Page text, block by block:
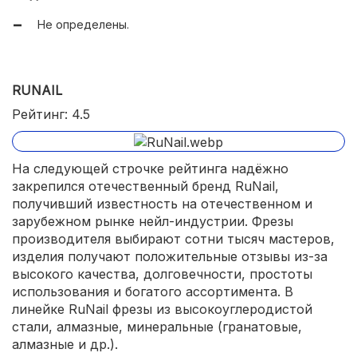
Не определены.
RUNAIL
Рейтинг: 4.5
На следующей строчке рейтинга надёжно
закрепился отечественный бренд RuNail,
получивший известность на отечественном и
зарубежном рынке нейл-индустрии. Фрезы
производителя выбирают сотни тысяч мастеров,
изделия получают положительные отзывы из-за
высокого качества, долговечности, простоты
использования и богатого ассортимента. В
линейке RuNail фрезы из высокоуглеродистой
стали, алмазные, минеральные (гранатовые,
алмазные и др.).